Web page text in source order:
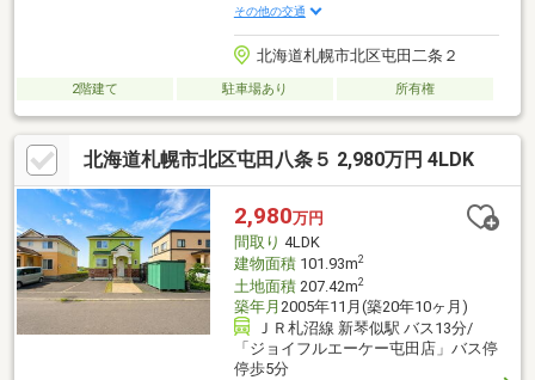
その他の交通
北海道札幌市北区屯田二条２
2階建て 駐車場あり 所有権
北海道札幌市北区屯田八条５ 2,980万円 4LDK
2,980万円
間取り 4LDK
建物面積101.93m2
土地面積207.42m2
築年月 2005年11月(築20年10ヶ月)
ＪＲ札沼線 新琴似駅 バス13分/
「ジョイフルエーケー屯田店」バス停
停歩5分